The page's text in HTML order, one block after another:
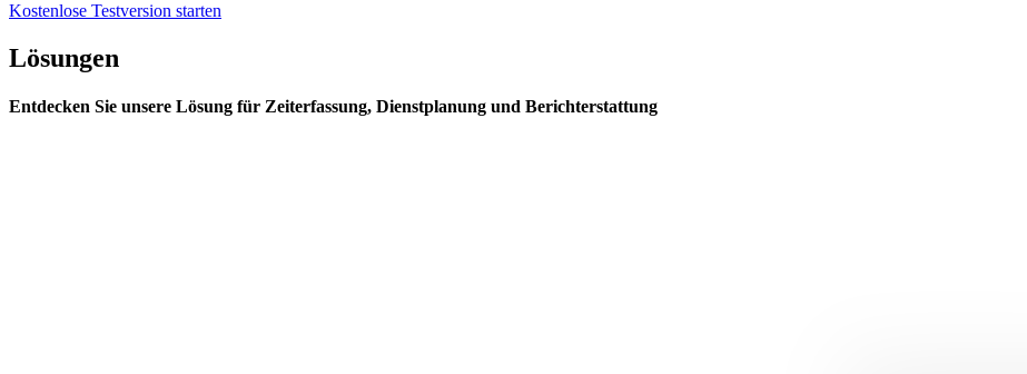
Kostenlose Testversion starten
Lösungen
Entdecken Sie unsere Lösung für Zeiterfassung, Dienstplanung und Berichterstattung